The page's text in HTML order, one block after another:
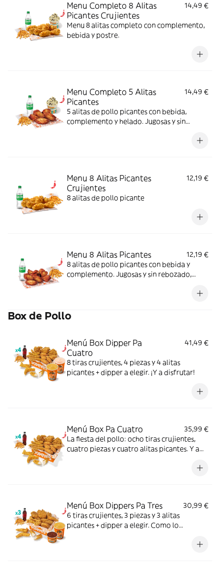
Menu Completo 8 Alitas
Picantes Crujientes
14,49 €
Menu 8 alitas completo con complemento,
bebida y postre.
Menu Completo 5 Alitas
Picantes
14,49 €
5 alitas de pollo picantes con bebida,
complemento y helado. Jugosas y sin
Menu 8 Alitas Picantes
Crujientes
12,19 €
8 alitas de pollo picante
Menu 8 Alitas Picantes
12,19 €
8 alitas de pollo picantes con bebida y
complemento. Jugosas y sin rebozado,
Box de Pollo
Menú Box Dipper Pa
Cuatro
41,49 €
8 tiras crujientes, 4 piezas y 4 alitas
picantes + dipper a elegir. ¡Y a disfrutar!
Menú Box Pa Cuatro
35,99 €
La fiesta del pollo: ocho tiras crujientes,
cuatro piezas y cuatro alitas picantes. Y a
Menú Box Dippers Pa Tres
30,99 €
6 tiras crujientes, 3 piezas y 3 alitas
picantes + dipper a elegir. Como lo